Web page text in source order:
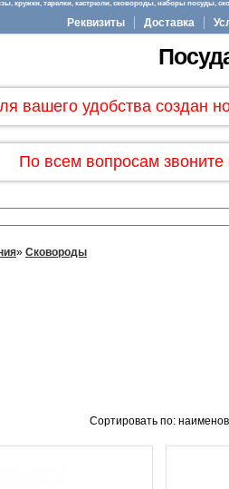
тарелки, кастрюли, сковороды, наборы посуды,
Реквизиты Доставка
вашего удобства создан
По всем вопросам
» Сковороды
Сортировать по: